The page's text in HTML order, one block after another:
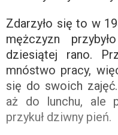
Zdarzyło się to w
mężczyzn
dziesiątej rano.
mnóstwo pracy,
się do swoich
aż do lunchu, ale
przykuł dziwny pień.